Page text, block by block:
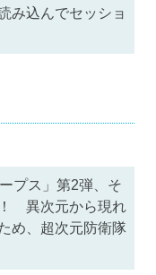
み込んでセッショ
プス」第2弾、そ
異次元から現れ
め、超次元防衛隊